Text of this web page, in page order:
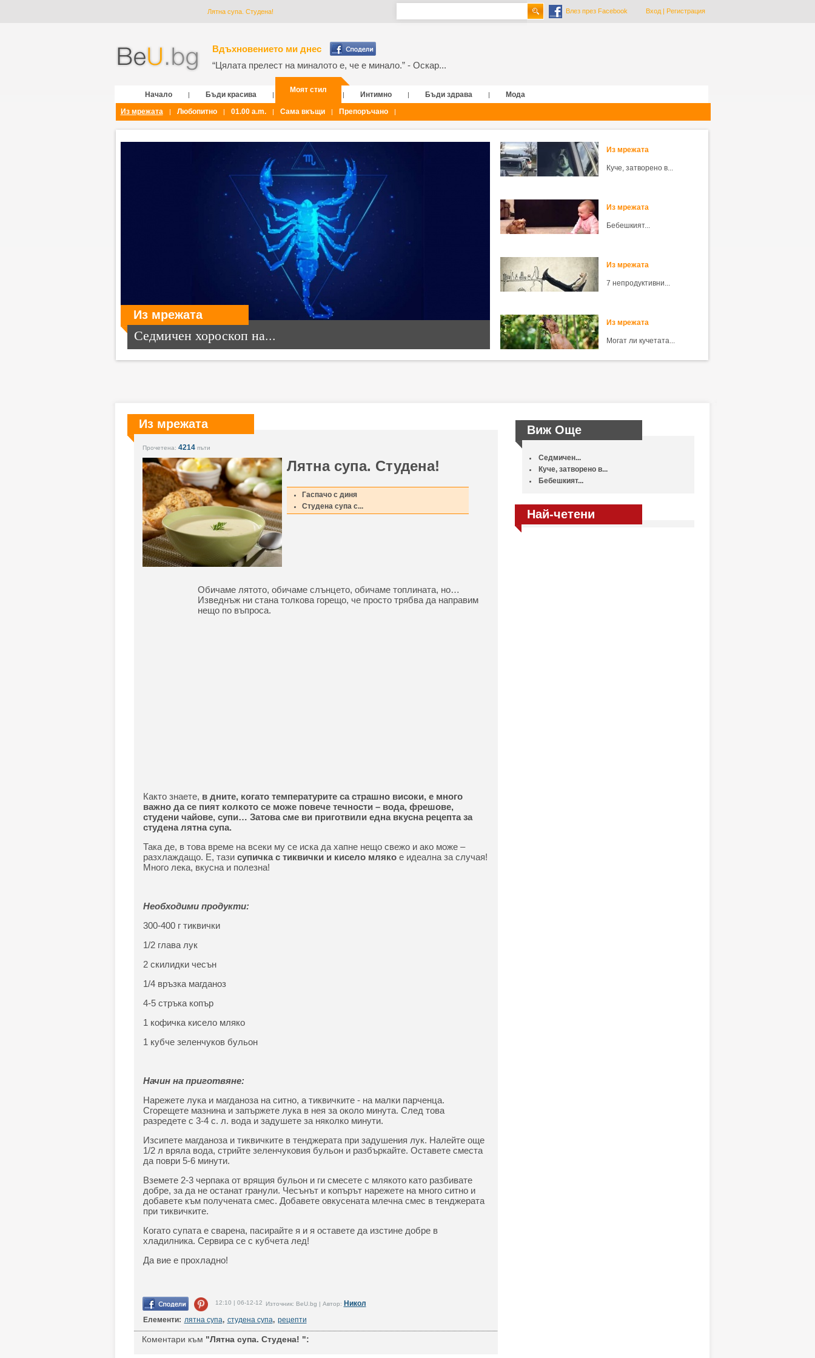
Лятна супа. Студена! Влез през Facebook Вход| Регистрация
Вдъхновението ми днес
“Цялата прелест на миналото е, че е минало.” - Оскар...
Начало | Бъди красива |
Моят стил
| Интимно | Бъди здрава |
Мода
Из мрежата
| Любопитно | 01.00 a.m. | Сама вкъщи | Препоръчано |
Из мрежата
Седмичен хороскоп на...
Из мрежата
Куче, затворено в...
Из мрежата
Бебешкият...
Из мрежата
7 непродуктивни...
Из мрежата
Могат ли кучетата...
Из мрежата
Прочетена: 4214пъти
Лятна супа. Студена!
Гаспачо с диня
Студена супа с...
Обичаме лятото, обичаме слънцето, обичаме топлината, но…
Изведнъж ни стана толкова горещо, че просто трябва да направим
нещо по въпроса.
Както знаете, в дните, когато температурите са страшно високи, е много
важно да се пият колкото се може повече течности – вода, фрешове,
студени чайове, супи… Затова сме ви приготвили една вкусна рецепта за
студена лятна супа.
Така де, в това време на всеки му се иска да хапне нещо свежо и ако може –
разхлаждащо. Е, тазисупичка с тиквички и кисело млякое идеална за случая!
Много лека, вкусна и полезна!
Необходими продукти:
300-400 г тиквички
1/2 глава лук
2 скилидки чесън
1/4 връзка магданоз
4-5 стръка копър
1 кофичка кисело мляко
1 кубче зеленчуков бульон
Начин на приготвяне:
Нарежете лука и магданоза на ситно, а тиквичките - на малки парченца.
Сгорещете мазнина и запържете лука в нея за около минута. След това
разредете с 3-4 с. л. вода и задушете за няколко минути.
Изсипете магданоза и тиквичките в тенджерата при задушения лук. Налейте още
1/2 л вряла вода, стрийте зеленчуковия бульон и разбъркайте. Оставете сместа
да поври 5-6 минути.
Вземете 2-3 черпака от врящия бульон и ги смесете с млякото като разбивате
добре, за да не останат гранули. Чесънът и копърът нарежете на много ситно и
добавете към получената смес. Добавете овкусената млечна смес в тенджерата
при тиквичките.
Когато супата е сварена, пасирайте я и я оставете да изстине добре в
хладилника. Сервира се с кубчета лед!
Да вие е прохладно!
12:10 | 06-12-12 Източник: BeU.bg | Автор: Никол
Елементи: лятна супа, студена супа, рецепти
Коментари към "Лятна супа. Студена! ":
Виж Още
Седмичен...
Куче, затворено в...
Бебешкият...
Най-четени